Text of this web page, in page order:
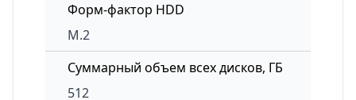
Форм-фактор HDD
M.2
Суммарный объем всех дисков, ГБ
512